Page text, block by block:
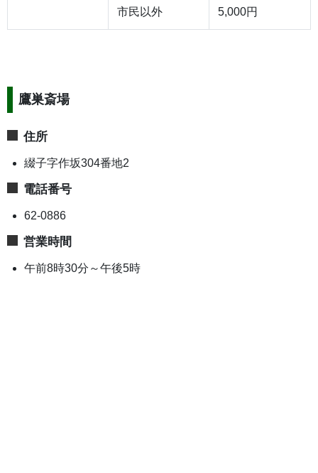
市民以外 5,000円
鷹巣斎場
住所
綴子字作坂304番地2
電話番号
62-0886
営業時間
午前8時30分～午後5時